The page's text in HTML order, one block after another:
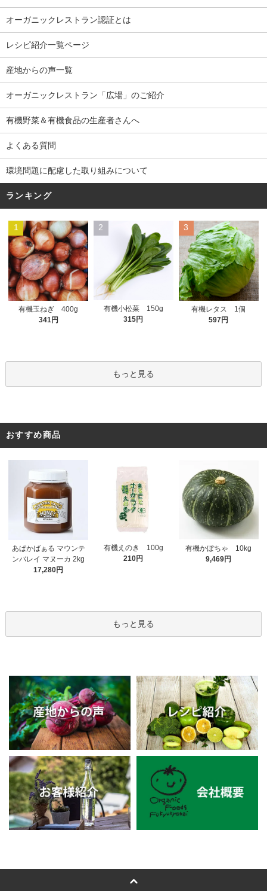
オーガニックレストラン認証とは
レシピ紹介一覧ページ
産地からの声一覧
オーガニックレストラン「広場」のご紹介
有機野菜＆有機食品の生産者さんへ
よくある質問
環境問題に配慮した取り組みについて
ランキング
1
有機玉ねぎ 400g
341円
2
有機小松菜 150g
315円
3
有機レタス 1個
597円
もっと見る
おすすめ商品
あぱかばぁる マウンテ
ンバレイ マヌーカ 2kg
17,280円
有機えのき 100g
210円
有機かぼちゃ 10kg
9,469円
もっと見る